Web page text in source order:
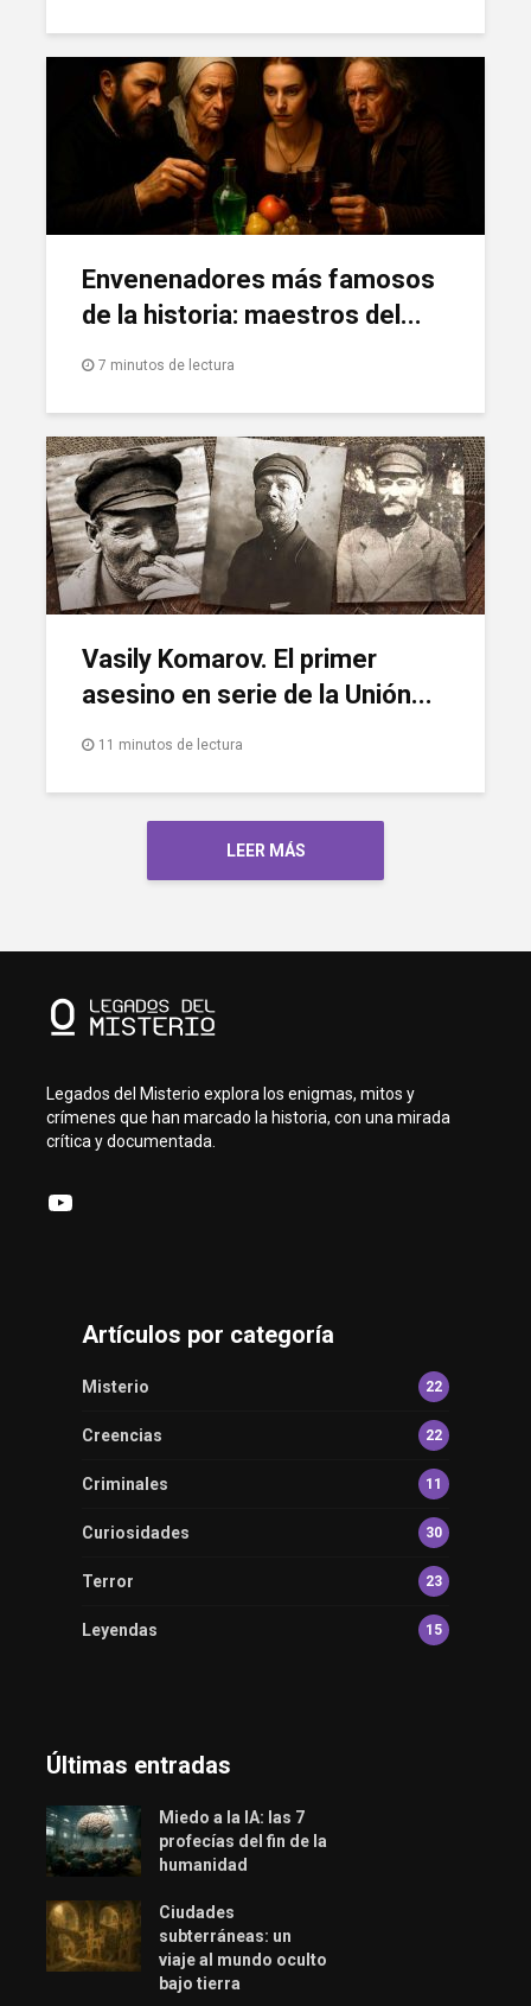
Envenenadores más famosos
de la historia: maestros del...
7 minutos de lectura
Vasily Komarov. El primer
asesino en serie de la Unión...
11 minutos de lectura
LEER MÁS
Legados del Misterio explora los enigmas, mitos y
crímenes que han marcado la historia, con una mirada
crítica y documentada.
YouTube
Artículos por categoría
Misterio 22
Creencias 22
Criminales 11
Curiosidades 30
Terror 23
Leyendas 15
Últimas entradas
Miedo a la IA: las 7
profecías del fin de la
humanidad
Ciudades
subterráneas: un
viaje al mundo oculto
bajo tierra